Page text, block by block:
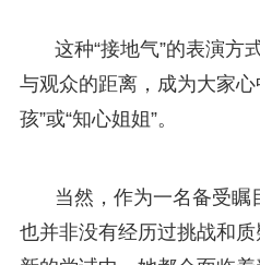
这种“接地气”的表演方
与观众的距离，成为大家心
孩”或“知心姐姐”。
当然，作为一名备受瞩
也并非没有经历过挑战和